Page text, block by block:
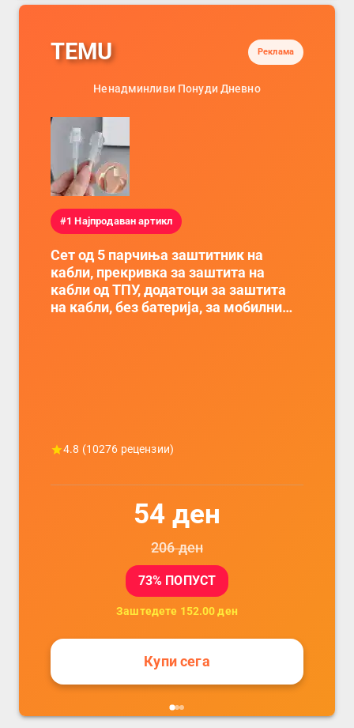
TEMU Реклама
Ненадминливи Понуди Дневно
#1 Најпродаван артикл
Сет од 5 парчиња заштитник на
кабли, прекривка за заштита на
кабли од ТПУ, додатоци за заштита
на кабли, без батерија, за мобилни
4.8 (10276 рецензии)
54 ден
206ден
73% ПОПУСТ
Заштедете 152.00 ден
Купи сега